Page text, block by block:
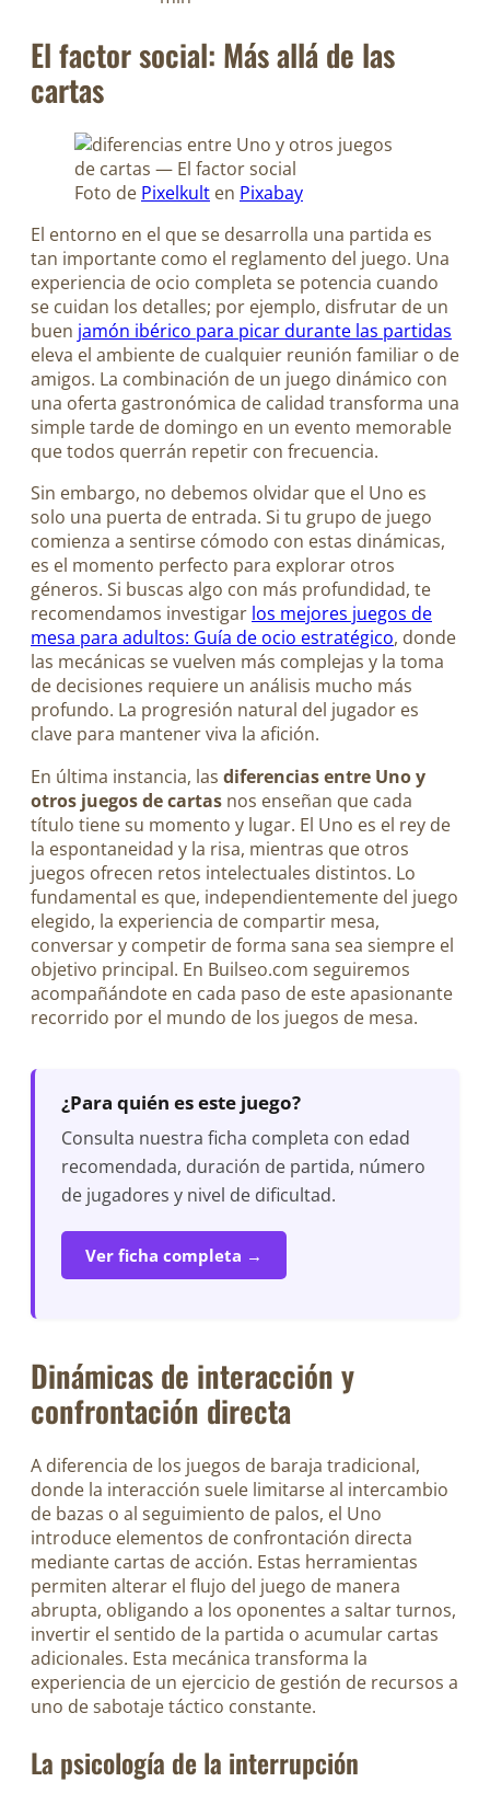
El factor social: Más allá de las
cartas
Foto de Pixelkult en Pixabay
El entorno en el que se desarrolla una partida es
tan importante como el reglamento del juego. Una
experiencia de ocio completa se potencia cuando
se cuidan los detalles; por ejemplo, disfrutar de un
buen jamón ibérico para picar durante las partidas
eleva el ambiente de cualquier reunión familiar o de
amigos. La combinación de un juego dinámico con
una oferta gastronómica de calidad transforma una
simple tarde de domingo en un evento memorable
que todos querrán repetir con frecuencia.
Sin embargo, no debemos olvidar que el Uno es
solo una puerta de entrada. Si tu grupo de juego
comienza a sentirse cómodo con estas dinámicas,
es el momento perfecto para explorar otros
géneros. Si buscas algo con más profundidad, te
recomendamos investigar los mejores juegos de
mesa para adultos: Guía de ocio estratégico, donde
las mecánicas se vuelven más complejas y la toma
de decisiones requiere un análisis mucho más
profundo. La progresión natural del jugador es
clave para mantener viva la afición.
En última instancia, las diferencias entre Uno y
otros juegos de cartas nos enseñan que cada
título tiene su momento y lugar. El Uno es el rey de
la espontaneidad y la risa, mientras que otros
juegos ofrecen retos intelectuales distintos. Lo
fundamental es que, independientemente del juego
elegido, la experiencia de compartir mesa,
conversar y competir de forma sana sea siempre el
objetivo principal. En Builseo.com seguiremos
acompañándote en cada paso de este apasionante
recorrido por el mundo de los juegos de mesa.
¿Para quién es este juego?
Consulta nuestra ficha completa con edad
recomendada, duración de partida, número
de jugadores y nivel de dificultad.
Ver ficha completa →
Dinámicas de interacción y
confrontación directa
A diferencia de los juegos de baraja tradicional,
donde la interacción suele limitarse al intercambio
de bazas o al seguimiento de palos, el Uno
introduce elementos de confrontación directa
mediante cartas de acción. Estas herramientas
permiten alterar el flujo del juego de manera
abrupta, obligando a los oponentes a saltar turnos,
invertir el sentido de la partida o acumular cartas
adicionales. Esta mecánica transforma la
experiencia de un ejercicio de gestión de recursos a
uno de sabotaje táctico constante.
La psicología de la interrupción